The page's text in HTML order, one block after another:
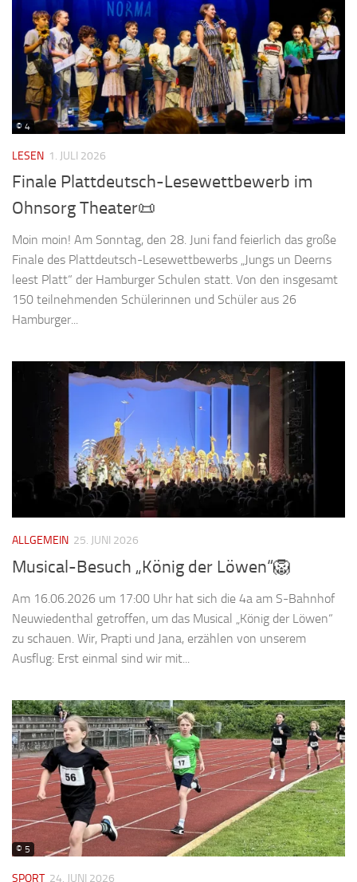
© 4
LESEN 1. JULI 2026
Finale Plattdeutsch-Lesewettbewerb im
Ohnsorg Theater📜
Moin moin! Am Sonntag, den 28. Juni fand feierlich das große
Finale des Plattdeutsch-Lesewettbewerbs „Jungs un Deerns
leest Platt“ der Hamburger Schulen statt. Von den insgesamt
150 teilnehmenden Schülerinnen und Schüler aus 26
Hamburger...
ALLGEMEIN 25. JUNI 2026
Musical-Besuch „König der Löwen“🦁
Am 16.06.2026 um 17:00 Uhr hat sich die 4a am S-Bahnhof
Neuwiedenthal getroffen, um das Musical „König der Löwen“
zu schauen. Wir, Prapti und Jana, erzählen von unserem
Ausflug: Erst einmal sind wir mit...
© 5
SPORT 24. JUNI 2026